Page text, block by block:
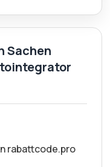
Sachen
rabattcode.pro